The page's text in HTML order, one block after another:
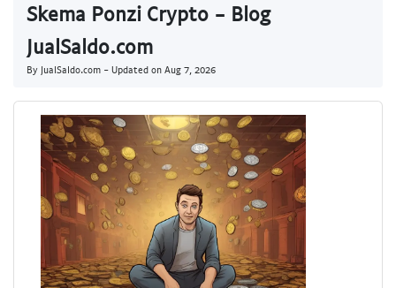
Skema Ponzi Crypto - Blog
JualSaldo.com
By JualSaldo.com - Updated on Aug 7, 2026